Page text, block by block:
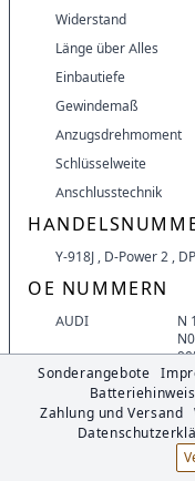
Widerstand
Länge über Alles
Einbautiefe
Gewindemaß
Anzugsdrehmoment
Schlüsselweite
Anschlusstechnik
Y-918J , D-Power 2 ,
OE NUMMERN
AUDI N
CITROËN
PEUGEOT
Sonderangebote
Batteriehinweis
Zahlung und Versand